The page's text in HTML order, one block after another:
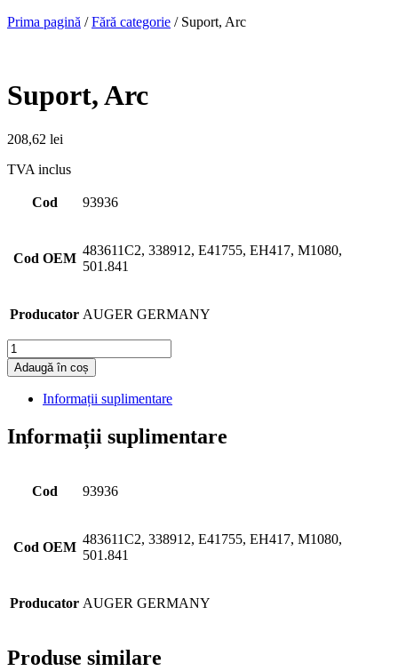
Prima pagină /Fără categorie / Suport, Arc
Suport, Arc
208,62 lei
TVA inclus
Cod 93936
Cod OEM
483611C2, 338912, E41755, EH417, M1080,
501.841
Producator AUGER GERMANY
Cantitate
Adaugă în coș
Informații suplimentare
Informații suplimentare
Cod 93936
Cod OEM
483611C2, 338912, E41755, EH417, M1080,
501.841
Producator AUGER GERMANY
Produse similare